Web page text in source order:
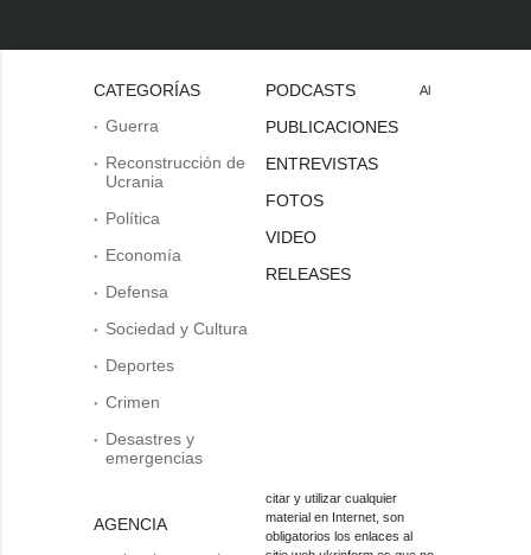
CATEGORÍAS
Guerra
Reconstrucción de
Ucrania
Política
Economía
Defensa
Sociedad y Cultura
Deportes
Crimen
Desastres y
emergencias
AGENCIA
PODCASTS
PUBLICACIONES
ENTREVISTAS
FOTOS
VIDEO
RELEASES
Al
citar y utilizar cualquier
material en Internet, son
obligatorios los enlaces al